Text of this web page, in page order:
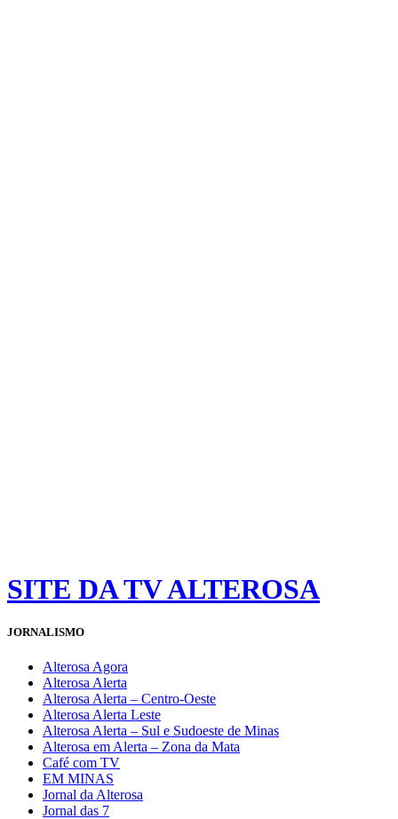
SITE DA TV ALTEROSA
JORNALISMO
Alterosa Agora
Alterosa Alerta
Alterosa Alerta – Centro-Oeste
Alterosa Alerta Leste
Alterosa Alerta – Sul e Sudoeste de Minas
Alterosa em Alerta – Zona da Mata
Café com TV
EM MINAS
Jornal da Alterosa
Jornal das 7